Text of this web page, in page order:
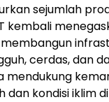
sejumlah
kembali
cerdas, dan
mendukung
dan kondisi iklim